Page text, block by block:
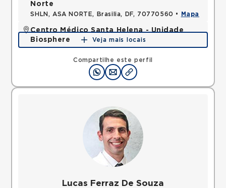
Compartilhe este perfil
Norte
SHLN, ASA NORTE, Brasilia, DF, 70770560 • Mapa
Centro Médico Santa Helena - Unidade
Biosphere
SHLN, ASA NORTE, Brasilia, DF, 70770560 •Mapa
Veja mais locais
Lucas Ferraz De Souza